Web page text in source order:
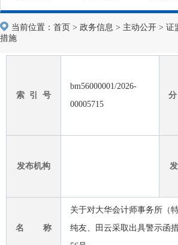
当前位置： 首页 > 政务信息 > 主动公开 > 证
措施
索 引 号
bm56000001/2026-
00005715
发布机构
名 称
关于对大华会计师事务所（
纯友、田云采取出具警示函